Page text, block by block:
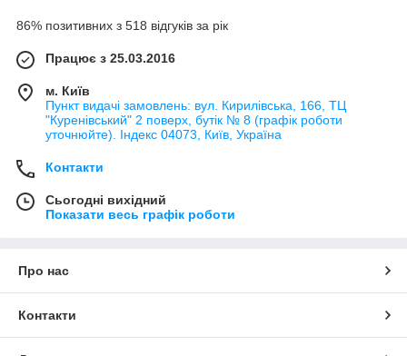
86% позитивних з 518 відгуків за рік
Працює з 25.03.2016
м. Київ
Пункт видачі замовлень: вул. Кирилівська, 166, ТЦ
"Куренівський" 2 поверх, бутік № 8 (графік роботи
уточнюйте). Індекс 04073, Київ, Україна
Контакти
Сьогодні вихідний
Показати весь графік роботи
Про нас
Контакти